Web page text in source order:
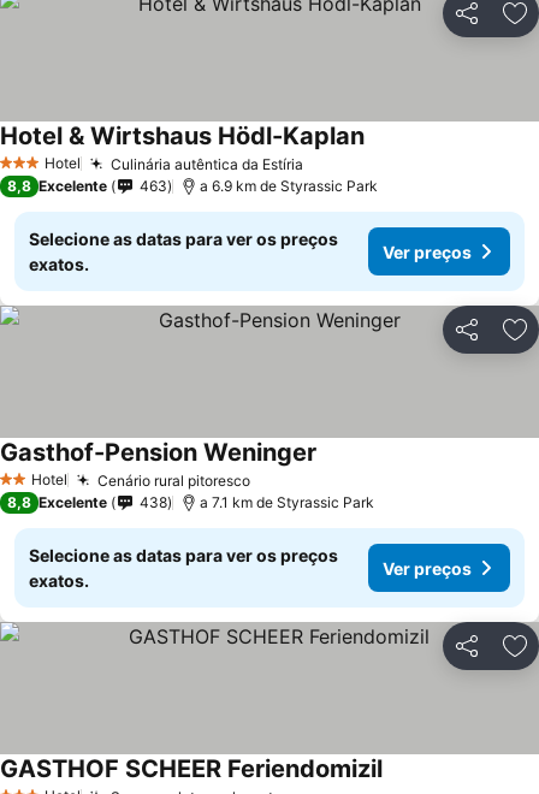
Partilhar
3 EstrelasHotel Culinária autêntica da Estíria
Hotel & Wirtshaus Hödl-Kaplan
8,8 Excelente 463 a 6.9 km de Styrassic Park
Selecione as datas para ver os preços
exatos.
Ver preços
Partilhar
2 Estrelas
Hotel Cenário rural pitoresco
Gasthof-Pension Weninger
8,8 Excelente 438 a 7.1 km de Styrassic Park
Selecione as datas para ver os preços
exatos.
Ver preços
Partilhar
GASTHOF SCHEER Feriendomizil